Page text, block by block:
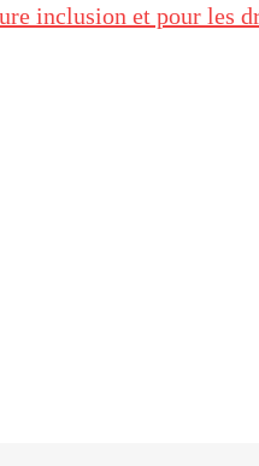
inclusion et pour les